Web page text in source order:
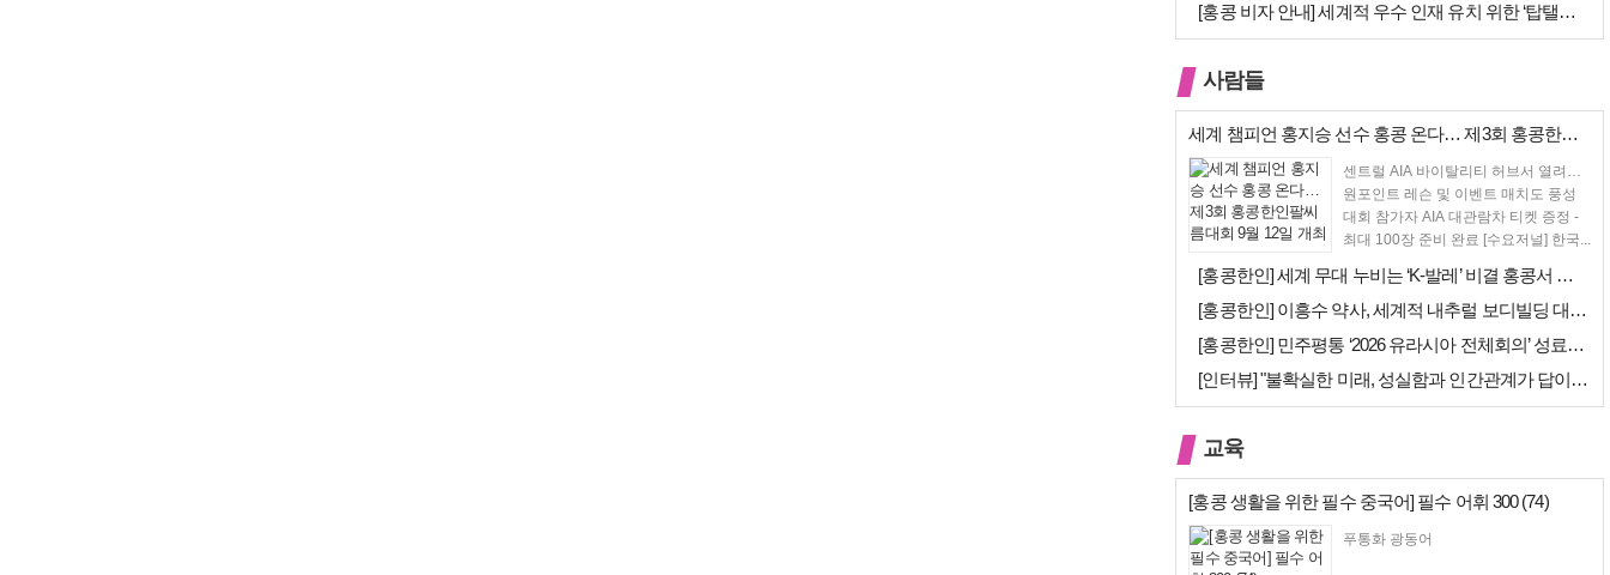
[홍콩 비자 안내] 세계적 우수 인재 유치 위한 ‘탑탤런트 비자(TTPS…
사람들
세계 챔피언 홍지승 선수 홍콩 온다… 제3회 홍콩한인팔씨름대회 9월 12…
센트럴 AIA 바이탈리티 허브서 열려…
원포인트 레슨 및 이벤트 매치도 풍성
대회 참가자 AIA 대관람차 티켓 증정 -
최대 100장 준비 완료 [수요저널] 한국...
[홍콩한인] 세계 무대 누비는 ‘K-발레’ 비결 홍콩서 연다… 정발레스튜…
[홍콩한인] 이흥수 약사, 세계적 내추럴 보디빌딩 대회 WNBF 홍콩서 …
[홍콩한인] 민주평통 ‘2026 유라시아 전체회의’ 성료… 이재명 대통령…
[인터뷰] "불확실한 미래, 성실함과 인간관계가 답이다"… 최강욱 한은 …
교육
[홍콩 생활을 위한 필수 중국어] 필수 어휘 300 (74)
푸통화 광동어